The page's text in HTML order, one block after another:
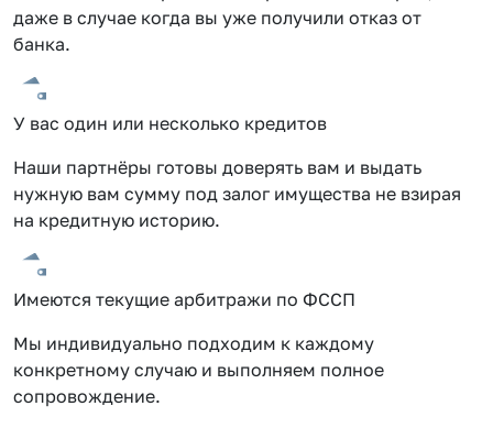
даже в случае когда вы уже получили отказ от
банка.
У вас один или несколько кредитов
Наши партнёры готовы доверять вам и выдать
нужную вам сумму под залог имущества не взирая
на кредитную историю.
Имеются текущие арбитражи по ФССП
Мы индивидуально подходим к каждому
конкретному случаю и выполняем полное
сопровождение.